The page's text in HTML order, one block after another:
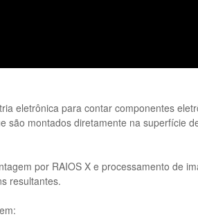
eletrônica para contar componentes
montados diretamente na superfície
por RAIOS X e processamento de
resultantes.